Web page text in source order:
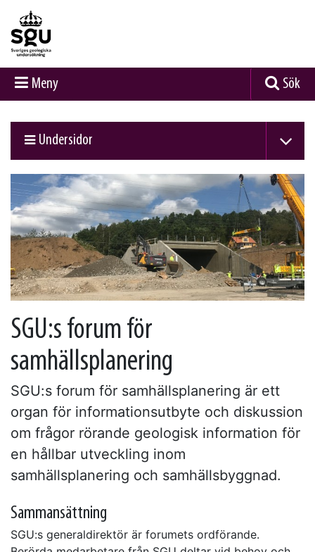
Meny Sök
Undersidor
SGU:s forum för
samhällsplanering
SGU:s forum för samhällsplanering är ett
organ för informationsutbyte och diskussion
om frågor rörande geologisk information för
en hållbar utveckling inom
samhällsplanering och samhällsbyggnad.
Sammansättning
SGU:s generaldirektör är forumets ordförande.